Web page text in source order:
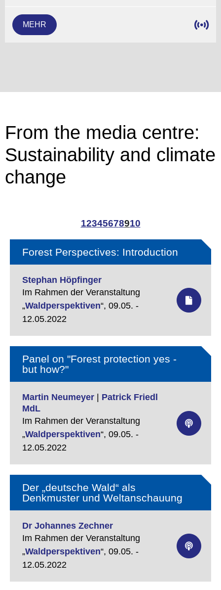
MEHR
From the media centre:
Sustainability and climate
change
12345678910
Forest Perspectives: Introduction
Stephan Höpfinger
Im Rahmen der Veranstaltung
„Waldperspektiven“, 09.05. -
12.05.2022
Panel on "Forest protection yes -
but how?"
Martin Neumeyer
Patrick Friedl
MdL
Im Rahmen der Veranstaltung
„Waldperspektiven“, 09.05. -
12.05.2022
Der „deutsche Wald“ als
Denkmuster und Weltanschauung
Dr Johannes Zechner
Im Rahmen der Veranstaltung
„Waldperspektiven“, 09.05. -
12.05.2022